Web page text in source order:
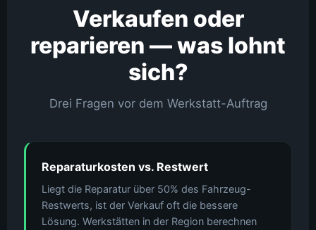
Verkaufen oder
reparieren — was lohnt
sich?
Drei Fragen vor dem Werkstatt-Auftrag
Reparaturkosten vs. Restwert
Liegt die Reparatur über 50% des Fahrzeug-
Restwerts, ist der Verkauf oft die bessere
Lösung. Werkstätten in der Region berechnen